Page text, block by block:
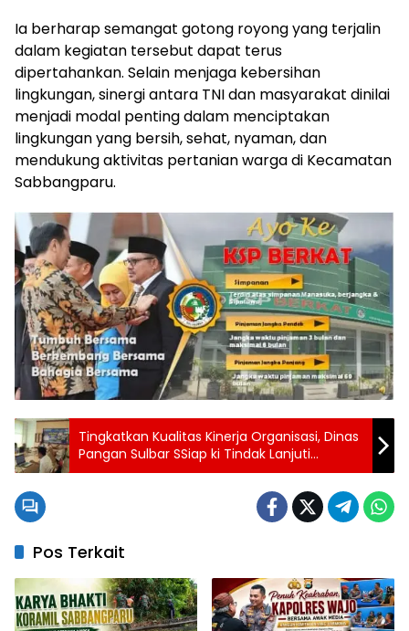
Ia berharap semangat gotong royong yang terjalin
dalam kegiatan tersebut dapat terus
dipertahankan. Selain menjaga kebersihan
lingkungan, sinergi antara TNI dan masyarakat dinilai
menjadi modal penting dalam menciptakan
lingkungan yang bersih, sehat, nyaman, dan
mendukung aktivitas pertanian warga di Kecamatan
Sabbangparu.
Tingkatkan Kualitas Kinerja Organisasi, Dinas
Pangan Sulbar SSiap ki Tindak Lanjuti
Rekomendasi Tim PEKPPP
Pos Terkait